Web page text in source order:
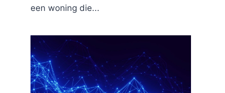
een woning die...